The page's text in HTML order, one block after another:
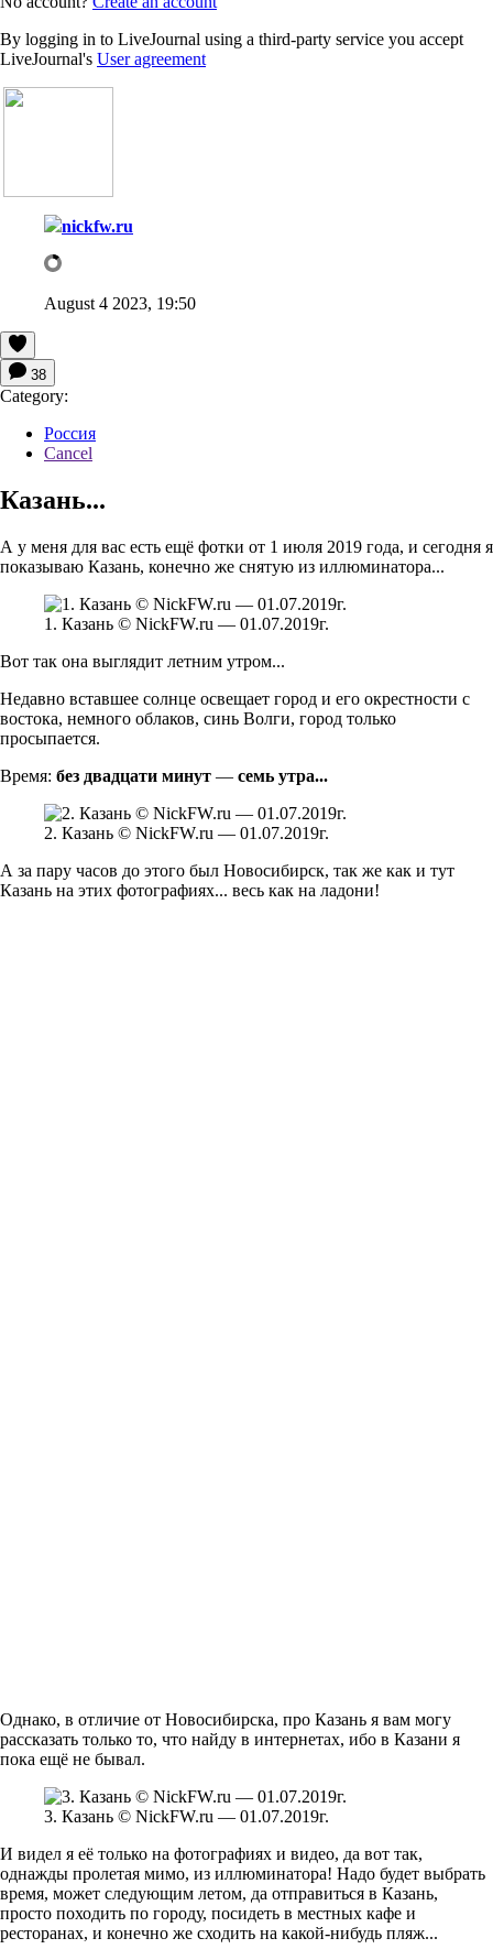
By logging in to LiveJournal using a third-party service you accept
LiveJournal's User agreement
nickfw.ru
August 4 2023, 19:50
38
Category:
Россия
Cancel
Казань...
А у меня для вас есть ещё фотки от 1 июля 2019 года, и сегодня я
показываю Казань, конечно же снятую из иллюминатора...
1. Казань © NickFW.ru — 01.07.2019г.
Вот так она выглядит летним утром...
Недавно вставшее солнце освещает город и его окрестности с
востока, немного облаков, синь Волги, город только
просыпается.
Время: без двадцати минут — семь утра...
2. Казань © NickFW.ru — 01.07.2019г.
А за пару часов до этого был Новосибирск, так же как и тут
Казань на этих фотографиях... весь как на ладони!
Однако, в отличие от Новосибирска, про Казань я вам могу
рассказать только то, что найду в интернетах, ибо в Казани я
пока ещё не бывал.
3. Казань © NickFW.ru — 01.07.2019г.
И видел я её только на фотографиях и видео, да вот так,
однажды пролетая мимо, из иллюминатора! Надо будет выбрать
время, может следующим летом, да отправиться в Казань,
просто походить по городу, посидеть в местных кафе и
ресторанах, и конечно же сходить на какой-нибудь пляж...